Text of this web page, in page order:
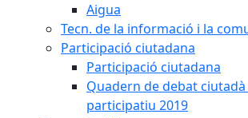
Aigua
Tecn. de la informació i la
Participació ciutadana
Participació ciutadana
Quadern de debat ciutadà
participatiu 2019